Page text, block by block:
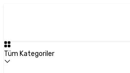
Tüm Kategoriler